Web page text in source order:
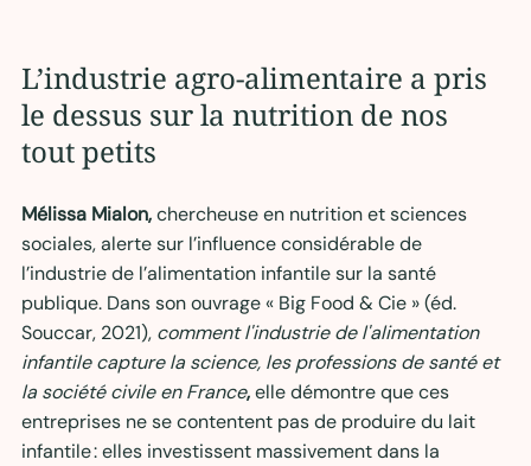
L’industrie agro-alimentaire a pris
le dessus sur la nutrition de nos
tout petits
Mélissa Mialon, chercheuse en nutrition et sciences
sociales, alerte sur l’influence considérable de
l’industrie de l’alimentation infantile sur la santé
publique. Dans son ouvrage « Big Food & Cie » (éd.
Souccar, 2021), comment l'industrie de l'alimentation
infantile capture la science, les professions de santé et
la société civile en France, elle démontre que ces
entreprises ne se contentent pas de produire du lait
infantile : elles investissent massivement dans la